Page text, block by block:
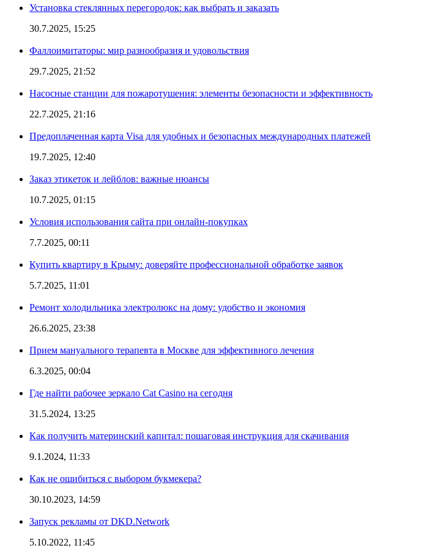
Установка стеклянных перегородок: как выбрать и заказать
30.7.2025, 15:25
Фаллоимитаторы: мир разнообразия и удовольствия
29.7.2025, 21:52
Насосные станции для пожаротушения: элементы безопасности и эффективность
22.7.2025, 21:16
Предоплаченная карта Visa для удобных и безопасных международных платежей
19.7.2025, 12:40
Заказ этикеток и лейблов: важные нюансы
10.7.2025, 01:15
Условия использования сайта при онлайн-покупках
7.7.2025, 00:11
Купить квартиру в Крыму: доверяйте профессиональной обработке заявок
5.7.2025, 11:01
Ремонт холодильника электролюкс на дому: удобство и экономия
26.6.2025, 23:38
Прием мануального терапевта в Москве для эффективного лечения
6.3.2025, 00:04
Где найти рабочее зеркало Cat Casino на сегодня
31.5.2024, 13:25
Как получить материнский капитал: пошаговая инструкция для скачивания
9.1.2024, 11:33
Как не ошибиться с выбором букмекера?
30.10.2023, 14:59
Запуск рекламы от DKD.Network
5.10.2022, 11:45